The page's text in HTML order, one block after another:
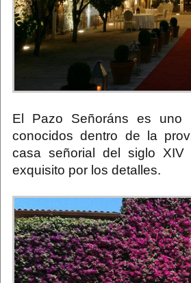
El Pazo Señoráns es uno
conocidos dentro de la
casa señorial del siglo
exquisito por los detalles.